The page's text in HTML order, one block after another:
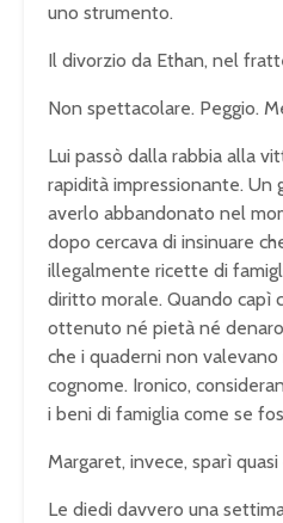
uno strumento.
Il divorzio da Ethan, nel
Non spettacolare. Peggio.
Lui passò dalla rabbia alla
rapidità impressionante. Un
averlo abbandonato nel
dopo cercava di insinuare
illegalmente ricette di
diritto morale. Quando capì
ottenuto né pietà né
che i quaderni non
cognome. Ironico,
i beni di famiglia come se
Margaret, invece, sparì
Le diedi davvero una